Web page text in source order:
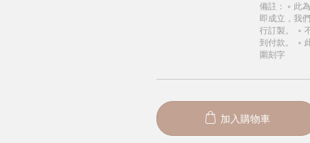
備註 ：
﹡此
即成立，我
行訂製。 ﹡
到付款。 ﹡
圍刻字
加入購物車